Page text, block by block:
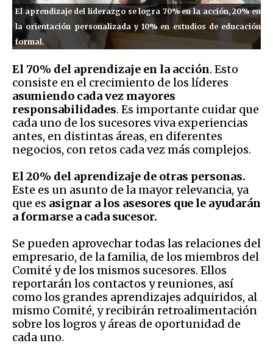
El aprendizaje del liderazgo se logra 70% en la acción, 20% en
la orientación personalizada y 10% en estudios de educación
formal.
El 70% del aprendizaje en la acción. Esto
consiste en el crecimiento de los líderes
asumiendo cada vez mayores
responsabilidades. Es importante cuidar que
cada uno de los sucesores viva experiencias
antes, en distintas áreas, en diferentes
negocios, con retos cada vez más complejos.
El 20% del aprendizaje de otras personas.
Este es un asunto de la mayor relevancia, ya
que es asignar a los asesores que le ayudarán
a formarse a cada sucesor.
Se pueden aprovechar todas las relaciones del
empresario, de la familia, de los miembros del
Comité y de los mismos sucesores. Ellos
reportarán los contactos y reuniones, así
como los grandes aprendizajes adquiridos, al
mismo Comité, y recibirán retroalimentación
sobre los logros y áreas de oportunidad de
cada uno.